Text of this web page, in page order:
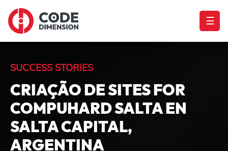
☰
SUCCESS STORIES
CRIAÇÃO DE SITES FOR
COMPUHARD SALTA EN
SALTA CAPITAL,
ARGENTINA